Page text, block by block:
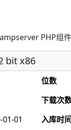
PHP组
bit x86
位数
下载次
01-01 入库时间